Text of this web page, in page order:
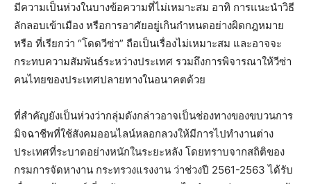
มีความเป็นห่วงในบางข้อความที่ไม่เหมาะสม อาทิ การแนะนำวิธี
ลักลอบเข้าเมือง หรือการอาศัยอยู่เกินกำหนดอย่างผิดกฎหมาย
หรือ ที่เรียกว่า “โดดวีซ่า” ถือเป็นเรื่องไม่เหมาะสม และอาจจะ
กระทบความสัมพันธ์ระหว่างประเทศ รวมถึงการพิจารณาให้วีซ่า
คนไทยของประเทศปลายทางในอนาคตด้วย
ที่สำคัญยังเป็นห่วงว่ากลุ่มดังกล่าวอาจเป็นช่องทางของขบวนการ
มิจฉาชีพที่ใช้สังคมออนไลน์หลอกลวงให้มีการไปทำงานต่าง
ประเทศที่ระบาดอย่างหนักในระยะหลัง โดยทราบจากสถิติของ
กรมการจัดหางาน กระทรวงแรงงาน ว่าช่วงปี 2561-2563 ได้รับ